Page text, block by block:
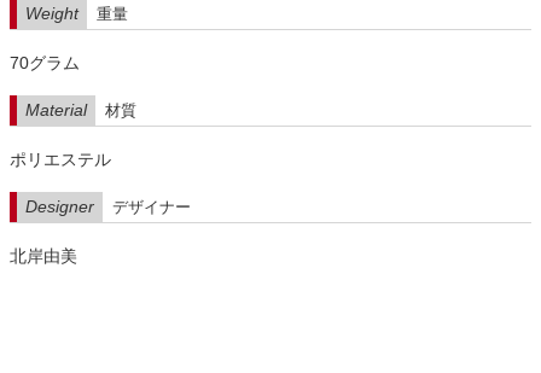
Weight 重量
70グラム
Material 材質
ポリエステル
Designer デザイナー
北岸由美